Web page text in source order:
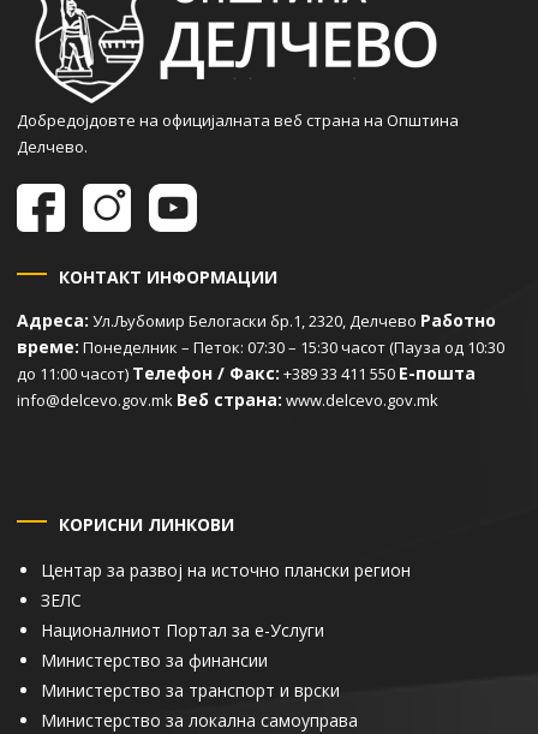
Добредојдовте на официјалната веб страна на Општина
Делчево.
КОНТАКТ ИНФОРМАЦИИ
Адреса: Ул.Љубомир Белогаски бр.1, 2320, Делчево Работно
време: Понеделник – Петок: 07:30 – 15:30 часот (Пауза од 10:30
до 11:00 часот) Телефон / Факс: +389 33 411 550 Е-пошта
info@delcevo.gov.mk Веб страна: www.delcevo.gov.mk
КОРИСНИ ЛИНКОВИ
Центар за развој на источно плански регион
ЗЕЛС
Националниот Портал за е-Услуги
Министерство за финансии
Министерство за транспорт и врски
Министерство за локална самоуправа